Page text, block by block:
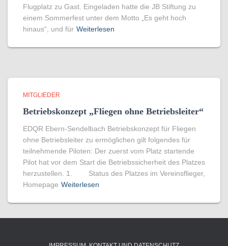
Flugplatz zu Gast. Eingeladen hatte die JB Stiftung zu
einem Sommerfest unter dem Motto „Es geht hoch
hinaus“, und für Weiterlesen
MITGLIEDER
Betriebskonzept „Fliegen ohne Betriebsleiter“
EDQR Ebern-Sendelbach Betriebskonzept für Fliegen
ohne Betriebsleiter zu ermöglichen gilt folgendes für
teilnehmende Piloten: Der zuerst vom Platz startende
Pilot hat vor dem Start die Betriebssicherheit des Platzes
herzustellen. 1. Status des Platzes im Vereinsflieger,
Homepage Weiterlesen